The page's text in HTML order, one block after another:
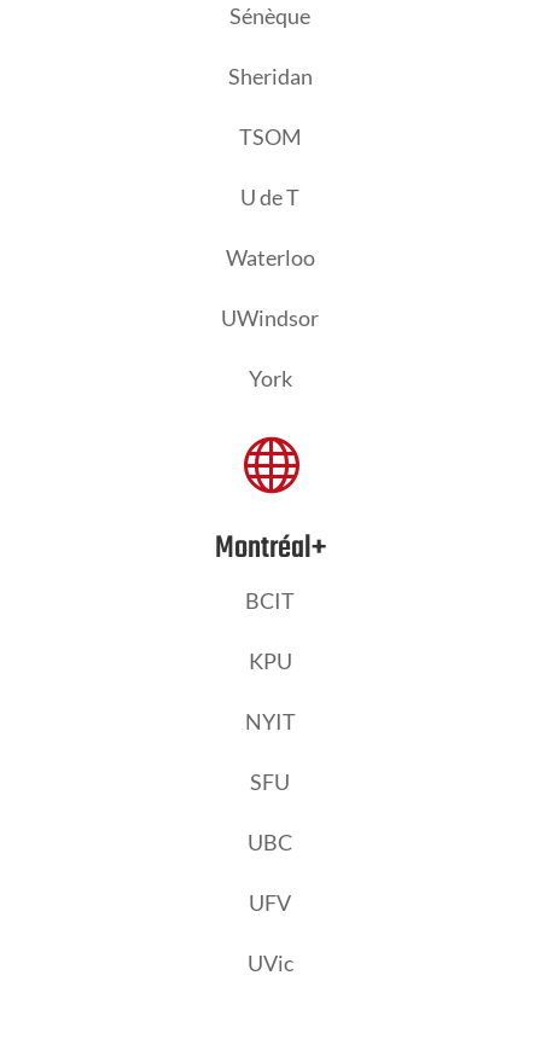
Sénèque
Sheridan
TSOM
U de T
Waterloo
UWindsor
York

Montréal+
BCIT
KPU
NYIT
SFU
UBC
UFV
UVic